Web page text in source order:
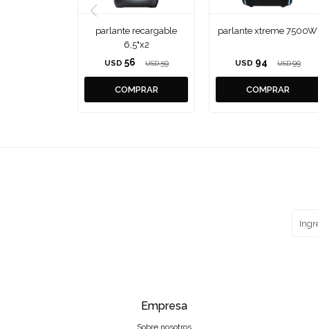
parlante recargable
6,5"x2
USD 56 USD 59
parlante xtreme 7500W
USD 94 USD 99
Empresa
Sobre nosotros